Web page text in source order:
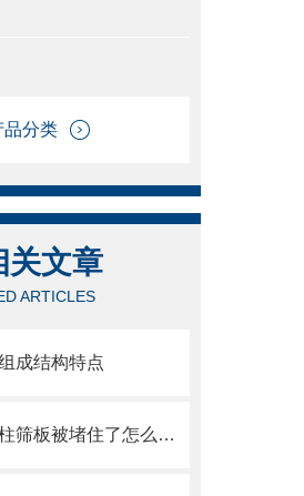
品分类
关文章
ARTICLES
成结构特点
实验室里的色谱柱筛板被堵住了怎么办？这些方法帮你解决